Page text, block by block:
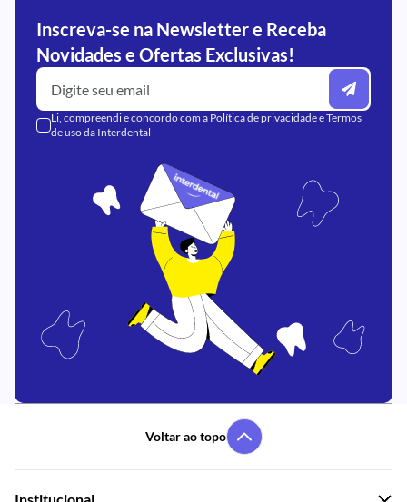
Inscreva-se na Newsletter e Receba
Novidades e Ofertas Exclusivas!
Li, compreendi e concordo com a Política de privacidadeeTermos
de usoda Interdental
Voltar ao topo